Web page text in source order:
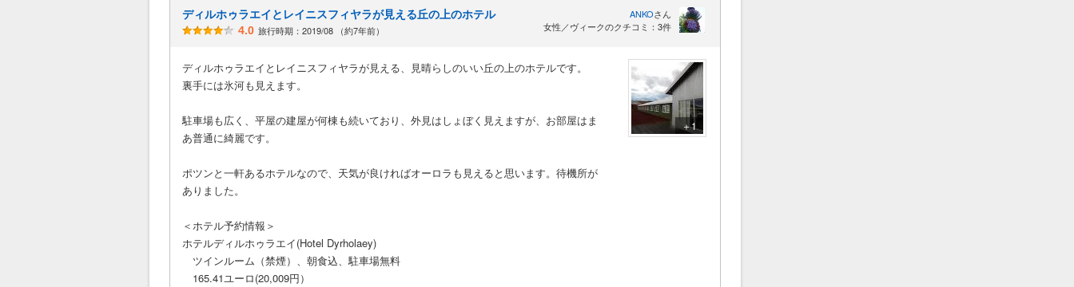
ディルホゥラエイとレイニスフィヤラが見える丘の上のホテル
4.0 旅行時期：2019/08 （約7年前）
ANKOさん
女性／ヴィークのクチコミ：3件
ディルホゥラエイとレイニスフィヤラが見える、見晴らしのいい丘の上のホテルです。
裏手には氷河も見えます。
駐車場も広く、平屋の建屋が何棟も続いており、外見はしょぼく見えますが、お部屋はま
あ普通に綺麗です。
ポツンと一軒あるホテルなので、天気が良ければオーロラも見えると思います。待機所が
ありました。
＜ホテル予約情報＞
ホテルディルホゥラエイ(Hotel Dyrholaey)
ツインルーム（禁煙）、朝食込、駐車場無料
165.41ユーロ(20,009円）
＋1